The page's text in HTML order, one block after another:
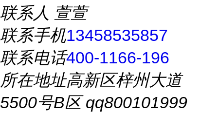
联系人 萱萱
联系手机13458535857
联系电话400-1166-196
所在地址高新区梓州大道
5500号B区 qq800101999